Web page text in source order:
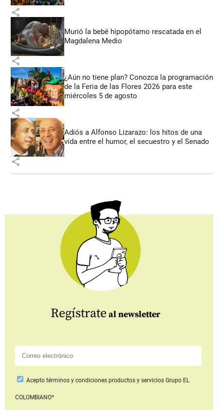
share
Murió la bebé hipopótamo rescatada en el
Magdalena Medio
share
¿Aún no tiene plan? Conozca la programación
de la Feria de las Flores 2026 para este
miércoles 5 de agosto
share
Adiós a Alfonso Lizarazo: los hitos de una
vida entre el humor, el secuestro y el Senado
share
Regístrate al newsletter
Aceptotérminos y condiciones productos y serviciosGrupo EL
COLOMBIANO*